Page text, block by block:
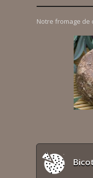
Notre fromage de